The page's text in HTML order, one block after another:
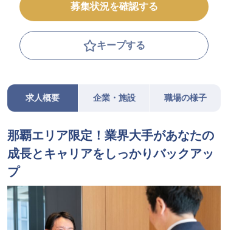
募集状況を確認する
キープする
求人概要 企業・施設 職場の様子
那覇エリア限定！業界大手があなたの
成長とキャリアをしっかりバックアッ
プ